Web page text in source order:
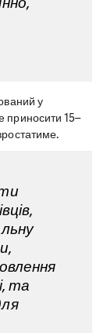
у
приносити 15–
та